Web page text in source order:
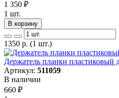
1 350 ₽
1 шт.
В корзину
1350 р. (1 шт.)
Держатель планки пластиковый
Артикул: 511059
В наличии
660 ₽